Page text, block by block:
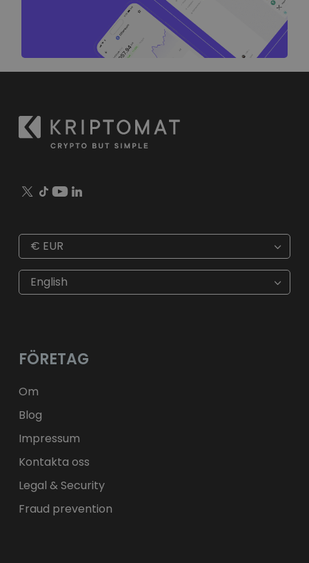
€ EUR
€ EUR
$ USD
ft HUF
zł
fr. CHF
English
FÖRETAG
Om
Blog
Impressum
Kontakta oss
Legal & Security
Fraud prevention